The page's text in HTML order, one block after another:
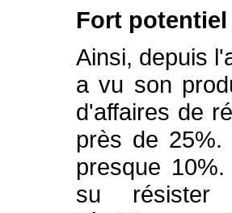
Fort potentiel
Ainsi, depuis
a vu son
d'affaires de
près de 25%.
presque
su résister